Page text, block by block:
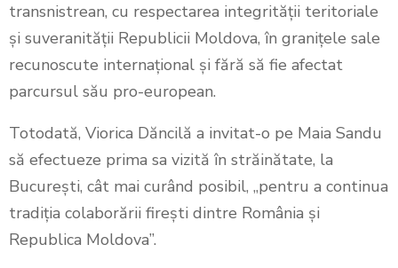
transnistrean, cu respectarea integrității teritoriale
și suveranității Republicii Moldova, în granițele sale
recunoscute internațional și fără să fie afectat
parcursul său pro-european.
Totodată, Viorica Dăncilă a invitat-o pe Maia Sandu
să efectueze prima sa vizită în străinătate, la
București, cât mai curând posibil, „pentru a continua
tradiția colaborării firești dintre România și
Republica Moldova”.